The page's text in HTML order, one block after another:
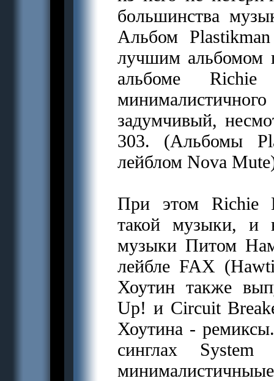
большинства
Альбом
лучшим альбомом
альбоме
задумчивый,
303. (Альбомы
лейблом Nova
При этом Richie
такой музыки, и
музыки Питом
лейбле FAX
Хоутин также
Up! и Circuit
Хоутина -
синглах